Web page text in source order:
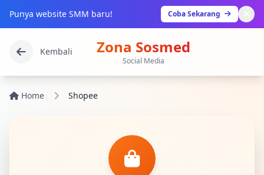
Punya website SMM baru! Coba Sekarang
Kembali Zona Sosmed
Social Media
Home Shopee